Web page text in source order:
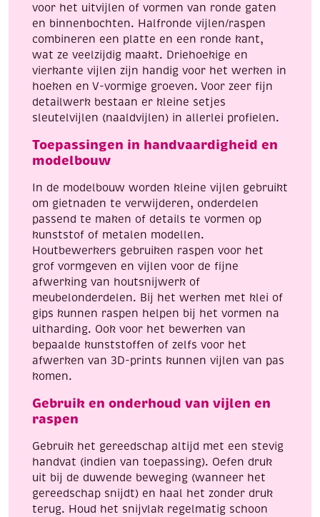
voor het uitvijlen of vormen van ronde gaten
en binnenbochten. Halfronde vijlen/raspen
combineren een platte en een ronde kant,
wat ze veelzijdig maakt. Driehoekige en
vierkante vijlen zijn handig voor het werken in
hoeken en V-vormige groeven. Voor zeer fijn
detailwerk bestaan er kleine setjes
sleutelvijlen (naaldvijlen) in allerlei profielen.
Toepassingen in handvaardigheid en
modelbouw
In de modelbouw worden kleine vijlen gebruikt
om gietnaden te verwijderen, onderdelen
passend te maken of details te vormen op
kunststof of metalen modellen.
Houtbewerkers gebruiken raspen voor het
grof vormgeven en vijlen voor de fijne
afwerking van houtsnijwerk of
meubelonderdelen. Bij het werken met klei of
gips kunnen raspen helpen bij het vormen na
uitharding. Ook voor het bewerken van
bepaalde kunststoffen of zelfs voor het
afwerken van 3D-prints kunnen vijlen van pas
komen.
Gebruik en onderhoud van vijlen en
raspen
Gebruik het gereedschap altijd met een stevig
handvat (indien van toepassing). Oefen druk
uit bij de duwende beweging (wanneer het
gereedschap snijdt) en haal het zonder druk
terug. Houd het snijvlak regelmatig schoon